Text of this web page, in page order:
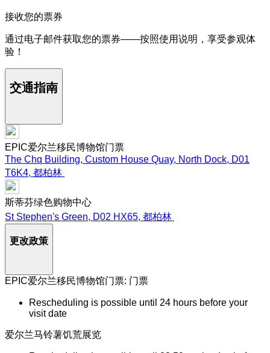
接收您的票券
通过电子邮件获取您的票券——按照使用说明，享受参观体
验！
交通指南
EPIC爱尔兰移民博物馆门票
The Chq Building, Custom House Quay, North Dock, D01
T6K4, 都柏林
斯蒂芬绿色购物中心
St Stephen's Green, D02 HX65, 都柏林
更改政策
EPIC爱尔兰移民博物馆门票: 门票
Rescheduling is possible until 24 hours before your
visit date
爱尔兰马铃薯饥荒展览